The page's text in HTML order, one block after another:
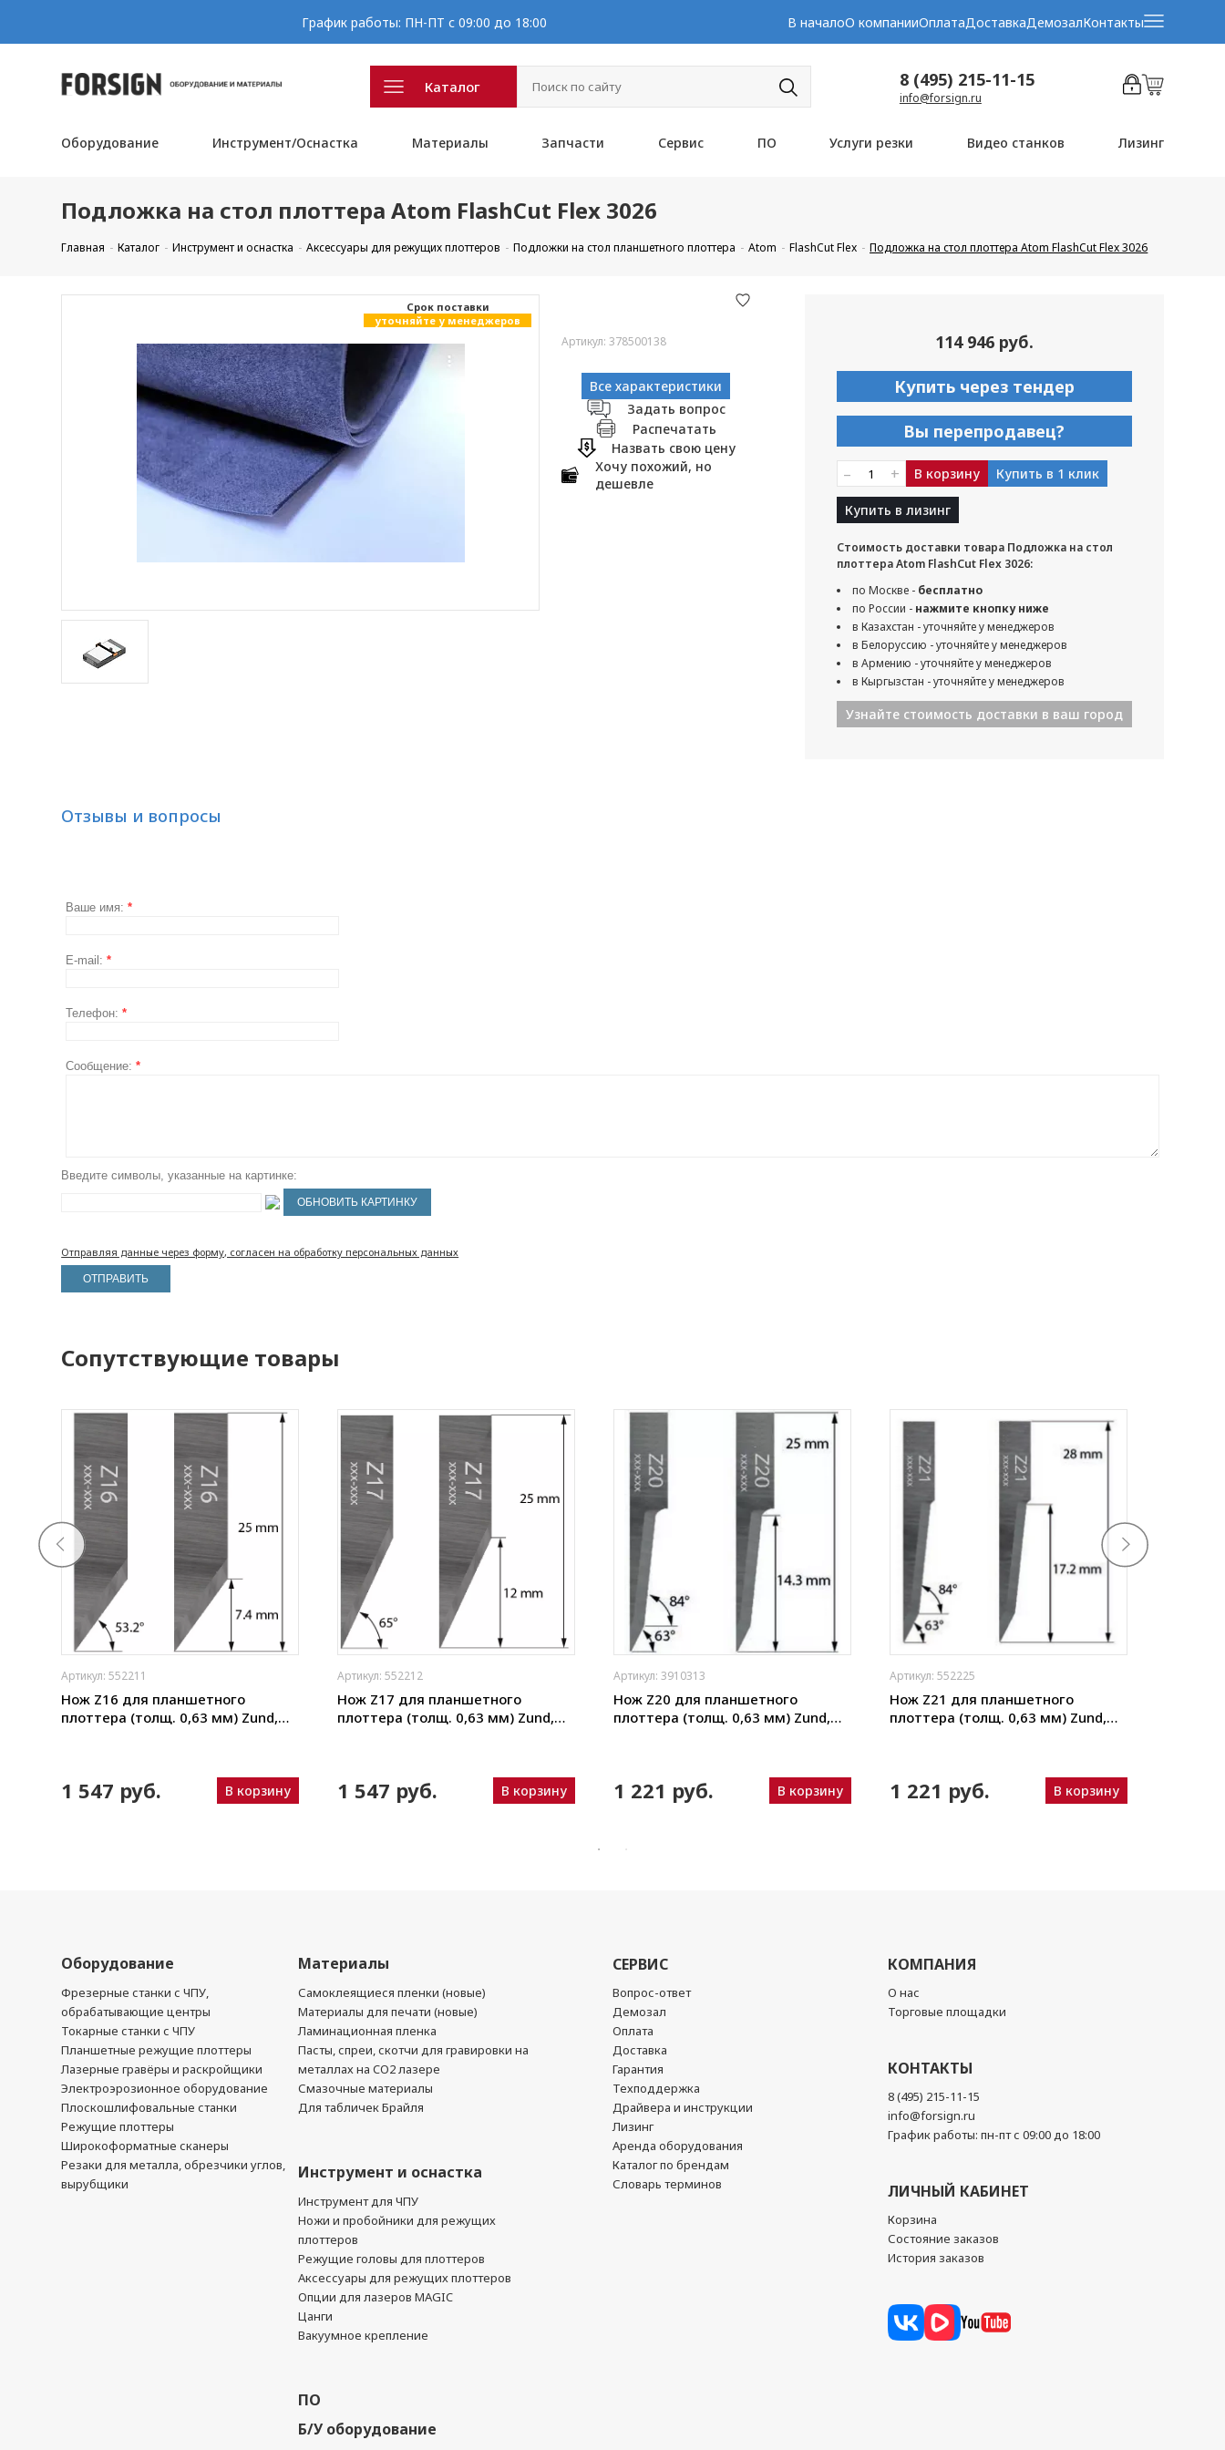
График работы: ПН-ПТ с 09:00 до 18:00 В началоО компанииОплатаДоставкаДемозалКонтакты
Каталог 8 (495) 215-11-15
info@forsign.ru
Оборудование Инструмент/Оснастка Материалы Запчасти Сервис ПО Услуги резки Видео станков Лизинг
Подложка на стол плоттера Atom FlashCut Flex 3026
Главная Каталог Инструмент и оснастка Аксессуары для режущих плоттеров Подложки на стол планшетного плоттера Atom FlashCut Flex Подложка на стол плоттера Atom FlashCut Flex 3026
Cрок поставки
уточняйте у менеджеров
Артикул: 378500138
Все характеристики
Задать вопрос
Распечатать
Назвать свою цену
Хочу похожий, но
дешевле
114 946 руб.
Купить через тендер
Вы перепродавец?
– + В корзину Купить в 1 клик
Купить в лизинг
Стоимость доставки товара Подложка на стол
плоттера Atom FlashCut Flex 3026:
по Москве - бесплатно
по России - нажмите кнопку ниже
в Казахстан - уточняйте у менеджеров
в Белоруссию - уточняйте у менеджеров
в Армению - уточняйте у менеджеров
в Кыргызстан - уточняйте у менеджеров
Узнайте стоимость доставки в ваш город
Отзывы и вопросы
Ваше имя:*
E-mail:*
Телефон:*
Сообщение:*
Введите символы, указанные на картинке:
Отправляя данные через форму, согласен на обработку персональных данных
Сопутствующие товары
Артикул: 552211
Нож Z16 для планшетного
плоттера (толщ. 0,63 мм) Zund,
1 547 руб. В корзину
Артикул: 552212
Нож Z17 для планшетного
плоттера (толщ. 0,63 мм) Zund,
1 547 руб. В корзину
Артикул: 3910313
Нож Z20 для планшетного
плоттера (толщ. 0,63 мм) Zund,
1 221 руб. В корзину
Артикул: 552225
Нож Z21 для планшетного
плоттера (толщ. 0,63 мм) Zund,
1 221 руб. В корзину
Оборудование
Фрезерные станки с ЧПУ,
обрабатывающие центры
Токарные станки с ЧПУ
Планшетные режущие плоттеры
Лазерные гравёры и раскройщики
Электроэрозионное оборудование
Плоскошлифовальные станки
Режущие плоттеры
Широкоформатные сканеры
Резаки для металла, обрезчики углов,
вырубщики
Материалы
Самоклеящиеся пленки (новые)
Материалы для печати (новые)
Ламинационная пленка
Пасты, спреи, скотчи для гравировки на
металлах на CO2 лазере
Смазочные материалы
Для табличек Брайля
Инструмент и оснастка
Инструмент для ЧПУ
Ножи и пробойники для режущих
плоттеров
Режущие головы для плоттеров
Аксессуары для режущих плоттеров
Опции для лазеров MAGIC
Цанги
Вакуумное крепление
ПО
Б/У оборудование
СЕРВИС
Вопрос-ответ
Демозал
Оплата
Доставка
Гарантия
Техподдержка
Драйвера и инструкции
Лизинг
Аренда оборудования
Каталог по брендам
Словарь терминов
КОМПАНИЯ
О нас
Торговые площадки
КОНТАКТЫ
8 (495) 215-11-15
info@forsign.ru
График работы: пн-пт с 09:00 до 18:00
ЛИЧНЫЙ КАБИНЕТ
Корзина
Состояние заказов
История заказов